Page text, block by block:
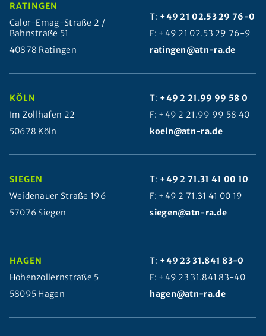
RATINGEN
Calor-Emag-Straße 2 /
Bahnstraße 51
40878 Ratingen
T: +49 21 02.53 29 76-0
F: +49 21 02.53 29 76-9
ratingen@atn-ra.de
KÖLN
Im Zollhafen 22
50678 Köln
T: +49 2 21.99 99 58 0
F: +49 2 21.99 99 58 40
koeln@atn-ra.de
SIEGEN
Weidenauer Straße 196
57076 Siegen
T: +49 2 71.31 41 00 10
F: +49 2 71.31 41 00 19
siegen@atn-ra.de
HAGEN
Hohenzollernstraße 5
58095 Hagen
T: +49 23 31.841 83-0
F: +49 23 31.841 83-40
hagen@atn-ra.de